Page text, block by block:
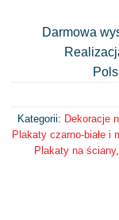
Darmowa
Kategorii: Dekoracje
Plakaty czarno-białe i
Plakaty na ściany,